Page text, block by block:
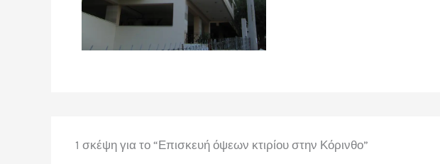
1 σκέψη για το “Επισκευή όψεων κτιρίου στην Κόρινθο”